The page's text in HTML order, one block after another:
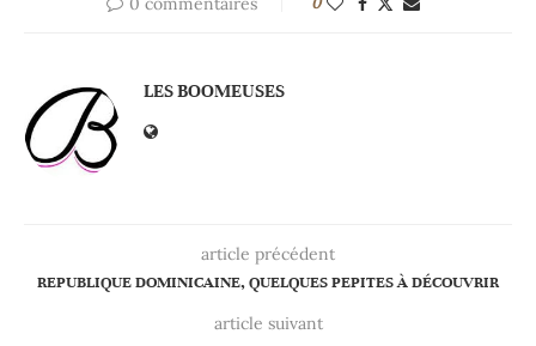
LES BOOMEUSES
article précédent
REPUBLIQUE DOMINICAINE, QUELQUES PEPITES À DÉCOUVRIR
article suivant